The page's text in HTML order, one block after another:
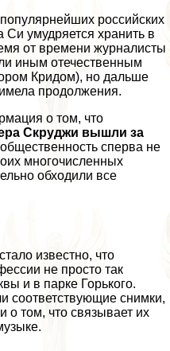
российских
Си умудряется хранить в
от времени журналисты
иным отечественным
Кридом), но дальше
продолжения.
о том, что
Скруджи вышли за
сперва не
многочисленных
обходили все
известно, что
не просто так
и в парке Горького.
соответствующие снимки,
о том, что связывает их